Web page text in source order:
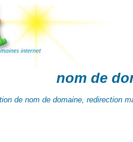
nom de
de nom de domaine, redirection